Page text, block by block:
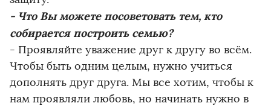
- Что Вы можете посоветовать тем, кто
собирается построить семью?
- Проявляйте уважение друг к другу во всём.
Чтобы быть одним целым, нужно учиться
дополнять друг друга. Мы все хотим, чтобы к
нам проявляли любовь, но начинать нужно в